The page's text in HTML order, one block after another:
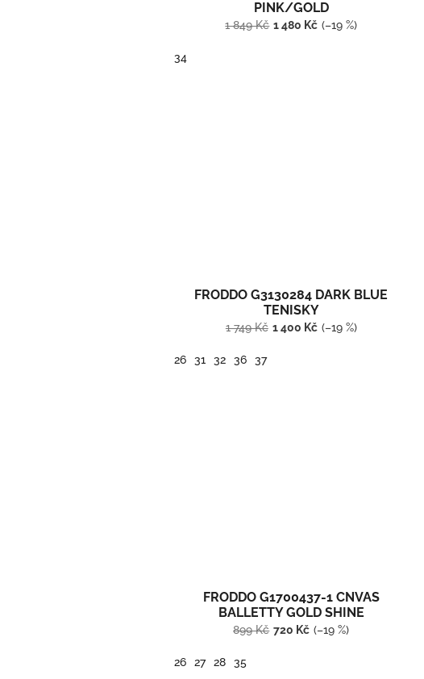
PINK/GOLD
1 849 Kč 1 480 Kč (–19 %)
34
FRODDO G3130284 DARK BLUE
TENISKY
1 749 Kč 1 400 Kč (–19 %)
26 31 32 36 37
FRODDO G1700437-1 CNVAS
BALLETTY GOLD SHINE
899 Kč 720 Kč (–19 %)
26 27 28 35